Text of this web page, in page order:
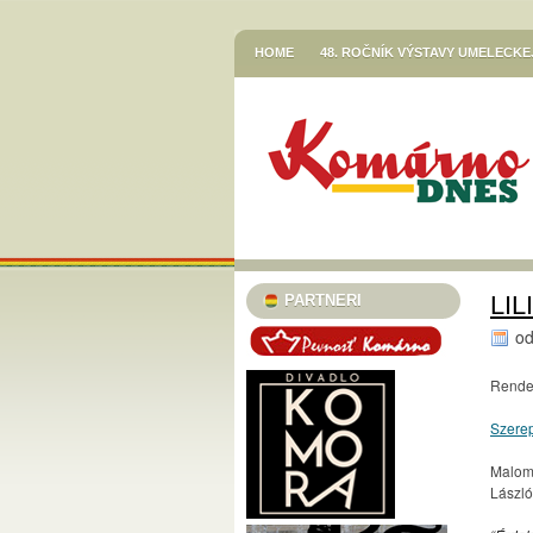
HOME 48. ROČNÍK VÝSTAVY
HOR SA DO RÍŠE ROZPRÁVOK
KNIŽNICA JÓZSEFA SZINNYEIHO V
MESTSKÉ KULTÚRNE STREDISKO V
SZINNYEI SZALON KÚTFESZT / 13.
TURISTICKÁ INFORMAČNÁ KANCELÁRIA
TARICS LORINCZ MARGIT SZINÉSZMÚZEUM
TATRA KINO MOZI
46. ČLENSKÁ VÝSTAVA / TAGSÁGI
MESTSKÝ KLUB DÔCHODCOV KOMÁRNO
PODUNAJSKÉ MÚZEUM V KOMÁRNE /
PARTNERI
od